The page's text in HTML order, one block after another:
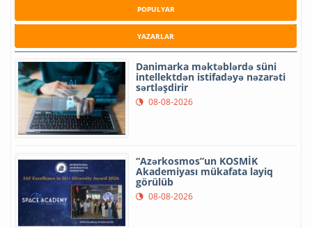
POPULYAR
YAZARLAR
Danimarka məktəblərdə süni
intellektdən istifadəyə nəzarəti
sərtləşdirir
08-08-2026
“Azərkosmos”un KOSMİK
Akademiyası mükafata layiq
görülüb
08-08-2026